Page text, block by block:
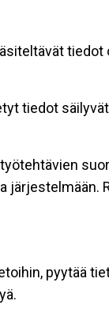
tiedot
tiedot
järjestelmään.
pyytää